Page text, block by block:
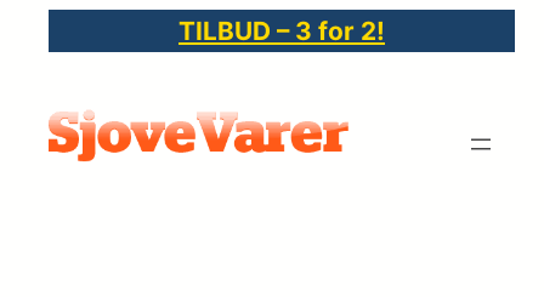
indhold
TILBUD – 3 for 2!